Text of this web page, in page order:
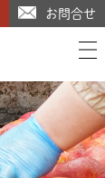
お問合せ